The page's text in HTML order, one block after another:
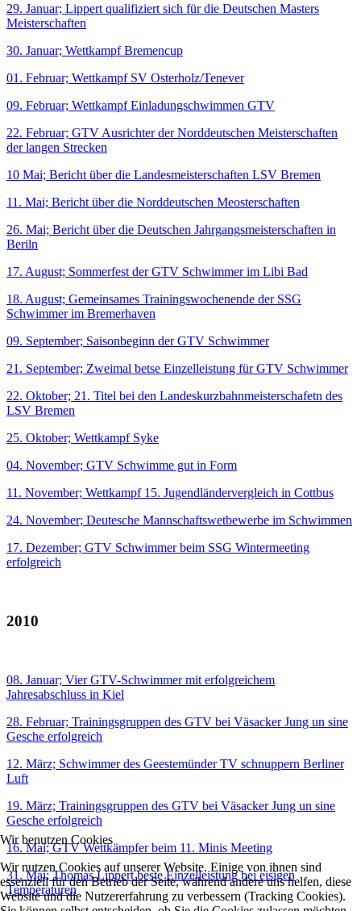
29. Januar; Lippert qualifiziert sich für die Deutschen Masters
Meisterschaften
30. Januar; Wettkampf Bremencup
01. Februar; Wettkampf SV Osterholz/Tenever
09. Februar; Wettkampf Einladungschwimmen GTV
22. Februar; GTV Ausrichter der Norddeutschen Meisterschaften
der langen Strecken
10 Mai; Bericht über die Landesmeisterschaften LSV Bremen
11. Mai; Bericht über die Norddeutschen Meosterschaften
26. Mai; Bericht über die Deutschen Jahrgangsmeisterschaften in
Beriln
17. August; Sommerfest der GTV Schwimmer im Libi Bad
18. August; Gemeinsames Trainingswochenende der SSG
Schwimmer im Bremerhaven
09. September; Saisonbeginn der GTV Schwimmer
21. September; Zweimal betse Einzelleistung für GTV Schwimmer
22. Oktober; 21. Titel bei den Landeskurzbahnmeisterschafetn des
LSV Bremen
25. Oktober; Wettkampf Syke
04. November; GTV Schwimme gut in Form
11. November; Wettkampf 15. Jugendländervergleich in Cottbus
24. November; Deutesche Mannschaftswetbewerbe im Schwimmen
17. Dezember; GTV Schwimmer beim SSG Wintermeeting
erfolgreich
2010
08. Januar; Vier GTV-Schwimmer mit erfolgreichem
Jahresabschluss in Kiel
28. Februar; Trainingsgruppen des GTV bei Väsacker Jung un sine
Gesche erfolgreich
12. März; Schwimmer des Geestemünder TV schnuppern Berliner
Luft
19. März; Trainingsgruppen des GTV bei Väsacker Jung un sine
Gesche erfolgreich
16. Mai; GTV Wettkämpfer beim 11. Minis Meeting
31. Mai; Thomas Lippert beste Einzelleistung bei eisigen
Temperaturen
Wir benutzen Cookies
Wir nutzen Cookies auf unserer Website. Einige von ihnen sind
essenziell für den Betrieb der Seite, während andere uns helfen, diese
Website und die Nutzererfahrung zu verbessern (Tracking Cookies).